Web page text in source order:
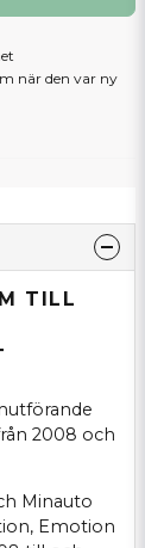
när den var ny
TILL
2008 och
Minauto
Emotion